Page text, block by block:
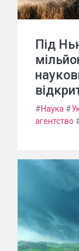
Під
#Наука #
агентство